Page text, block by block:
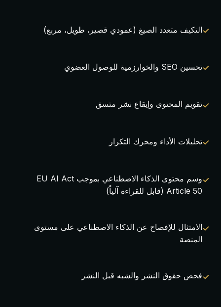
التكيف متعدد الصيغ (عمودي قصير، طويل، مربع)
تحسين SEO والخوارزمية للوصول العضوي
تقويم المحتوى وإيقاع نشر متسق
تحليلات الأداء ومحرك التكرار
وسم محتوى الذكاء الاصطناعي بموجب EU AI Act
Article 50 (قابل للقراءة آلياً)
الامتثال للإفصاح عن الذكاء الاصطناعي على مستوى
المنصة
فحص حقوق النشر والشبه قبل النشر